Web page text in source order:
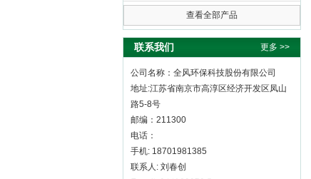
查看全部产品
联系我们 更多 >>
公司名称：全风环保科技股份有限公司
地址:江苏省南京市高淳区经济开发区凤山
路5-8号
邮编：211300
电话：
手机: 18701981385
联系人: 刘春创